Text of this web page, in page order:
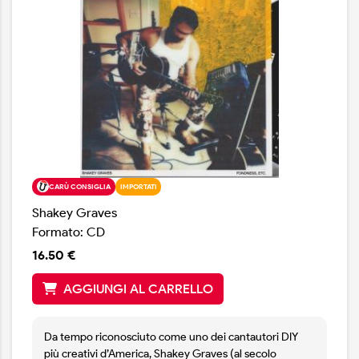
CARÙ CONSIGLIA IMPORTATI
Shakey Graves
Formato: CD
16.50 €
AGGIUNGI AL CARRELLO
Da tempo riconosciuto come uno dei cantautori DIY
più creativi d’America, Shakey Graves (al secolo